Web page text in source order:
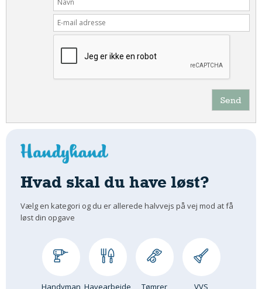
Send
Hvad skal du have løst?
Vælg en kategori og du er allerede halvvejs på vej mod at få
løst din opgave
Handyman Havearbejde Tømrer VVS